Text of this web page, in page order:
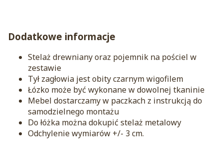
Dodatkowe informacje
Stelaż drewniany oraz pojemnik na pościel w
zestawie
Tył zagłowia jest obity czarnym wigofilem
Łózko może być wykonane w dowolnej tkaninie
Mebel dostarczamy w paczkach z instrukcją do
samodzielnego montażu
Do łóżka można dokupić stelaż metalowy
Odchylenie wymiarów +/- 3 cm.